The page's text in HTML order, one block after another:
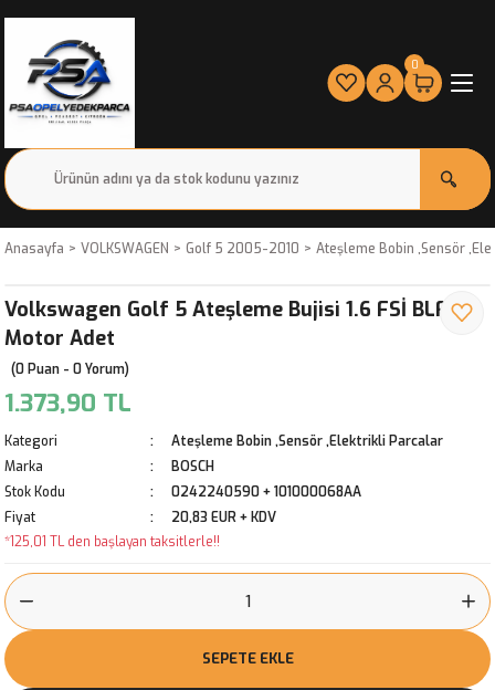
0
Anasayfa VOLKSWAGEN Golf 5 2005-2010 Ateşleme Bobin ,Sensör
Volkswagen Golf 5 Ateşleme Bujisi 1.6 FSİ BLF
Motor Adet
(0 Puan - 0 Yorum)
1.373,90 TL
Kategori
Ateşleme Bobin ,Sensör ,Elektrikli Parcalar
Marka
BOSCH
Stok Kodu
0242240590 + 101000068AA
Fiyat
20,83 EUR + KDV
*125,01 TL den başlayan taksitlerle!!
SEPETE EKLE